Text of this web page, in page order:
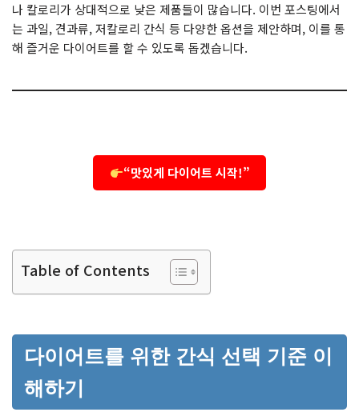
나 칼로리가 상대적으로 낮은 제품들이 많습니다. 이번 포스팅에서
는 과일, 견과류, 저칼로리 간식 등 다양한 옵션을 제안하며, 이를 통
해 즐거운 다이어트를 할 수 있도록 돕겠습니다.
“맛있게 다이어트 시작!”
Table of Contents
다이어트를 위한 간식 선택 기준 이
해하기